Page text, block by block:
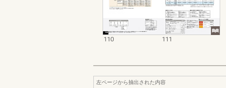
110 111
左ページから抽出された内容